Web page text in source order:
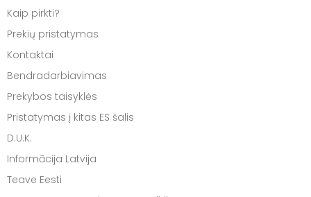
Kaip pirkti?
Prekių pristatymas
Kontaktai
Bendradarbiavimas
Prekybos taisyklės
Pristatymas į kitas ES šalis
D.U.K.
Informācija Latvija
Teave Eesti